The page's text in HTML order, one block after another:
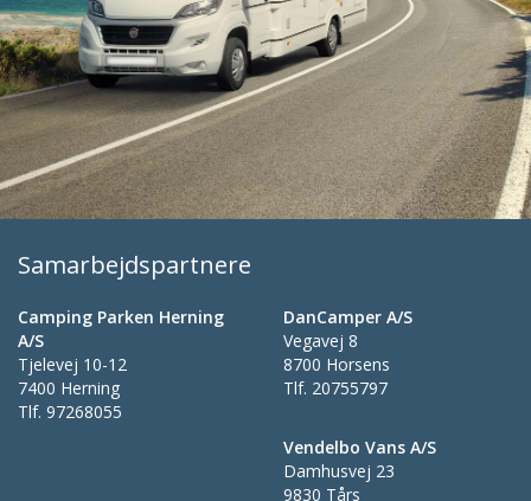
Samarbejdspartnere
Camping Parken Herning
A/S
Tjelevej 10-12
7400 Herning
Tlf. 97268055
DanCamper A/S
Vegavej 8
8700 Horsens
Tlf. 20755797
Vendelbo Vans A/S
Damhusvej 23
9830 Tårs